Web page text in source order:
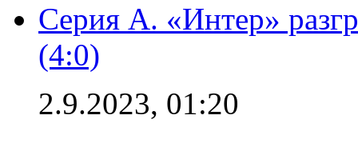
Серия А. «Интер»
(4:0)
2.9.2023, 01:20